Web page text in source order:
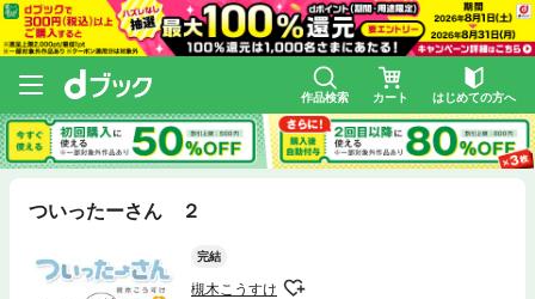
作品検索 カート はじめての方へ
ついったーさん ２
完結
槻木こうすけ